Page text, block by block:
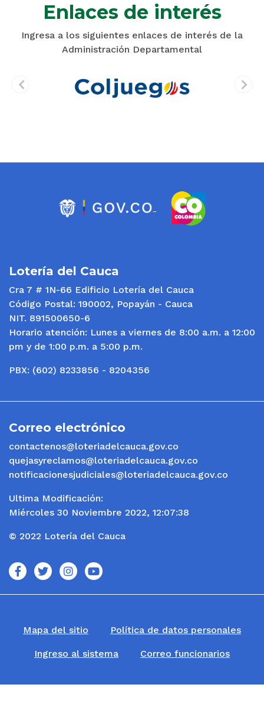
Enlaces de interés
Ingresa a los siguientes enlaces de interés de la
Administración Departamental
Lotería del Cauca
Cra 7 # 1N-66 Edificio Lotería del Cauca
Código Postal: 190002, Popayán - Cauca
NIT. 891500650-6
Horario atención: Lunes a viernes de 8:00 a.m. a 12:00
pm y de 1:00 p.m. a 5:00 p.m.
PBX: (602) 8233856 - 8204356
Correo electrónico
contactenos@loteriadelcauca.gov.co
quejasyreclamos@loteriadelcauca.gov.co
notificacionesjudiciales@loteriadelcauca.gov.co
Ultima Modificación:
Miércoles 30 Noviembre 2022, 12:07:38
© 2022 Lotería del Cauca
icono iconoicono icono
Mapa del sitio Política de datos personales
Ingreso al sistema Correo funcionarios